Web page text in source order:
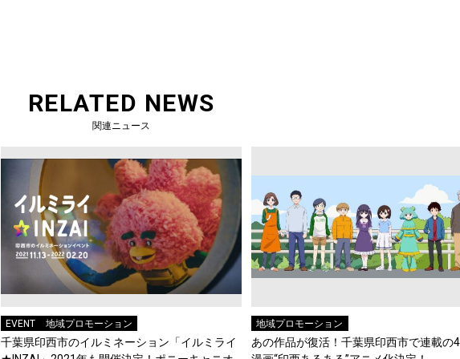
RELATED NEWS
関連ニュース
EVENT 地域プロモーション
千葉県印西市のイルミネーション「イルミライ
地域プロモーション
あの作品が復活！千葉県印西市で連載の